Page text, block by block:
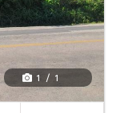
1 / 1